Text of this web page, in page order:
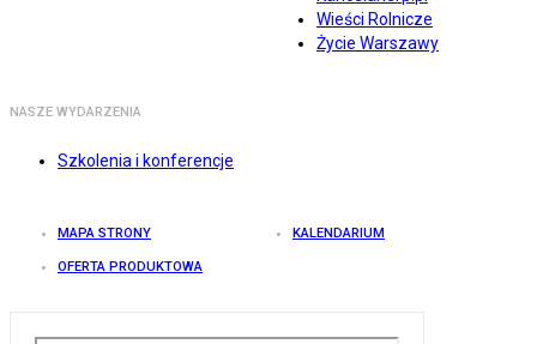
Wieści Rolnicze
Życie Warszawy
NASZE WYDARZENIA
Szkolenia i konferencje
MAPA STRONY KALENDARIUM
OFERTA PRODUKTOWA